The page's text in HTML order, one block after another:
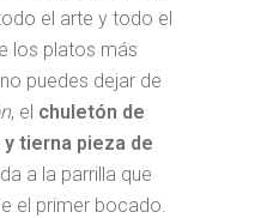
el arte y todo el
los platos más
puedes dejar de
, el chuletón de
tierna pieza de
a la parrilla que
el primer bocado.